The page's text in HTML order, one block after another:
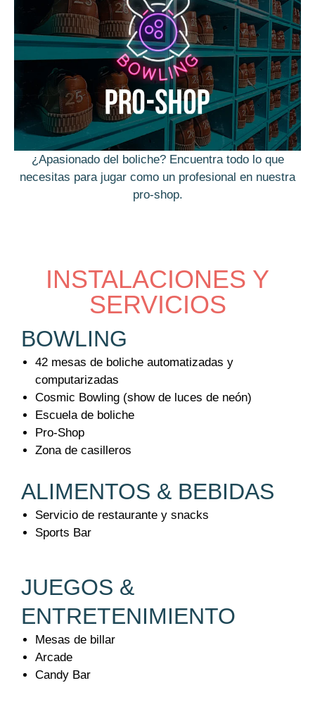
¿Apasionado del boliche? Encuentra todo lo que
necesitas para jugar como un profesional en nuestra
pro-shop.
INSTALACIONES Y
SERVICIOS
BOWLING
42 mesas de boliche automatizadas y
computarizadas
Cosmic Bowling (show de luces de neón)
Escuela de boliche
Pro-Shop
Zona de casilleros
ALIMENTOS & BEBIDAS
Servicio de restaurante y snacks
Sports Bar
JUEGOS &
ENTRETENIMIENTO
Mesas de billar
Arcade
Candy Bar